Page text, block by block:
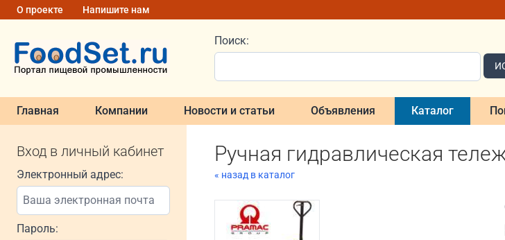
О проекте Напишите нам
Поиск:
Главная Компании Новости и статьи Объявления Каталог
Вход в личный кабинет
Электронный адрес:
Пароль:
Ручная гидравлическая
« назад в каталог